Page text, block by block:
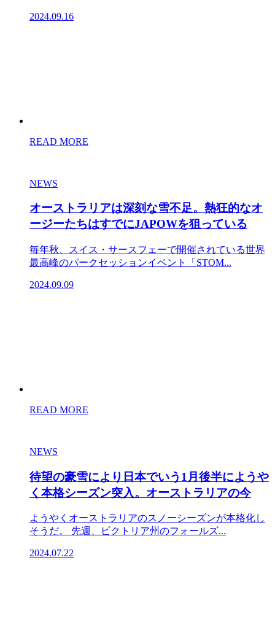
2024.09.16
READ MORE
NEWS
オーストラリアは深刻な雪不足。熱狂的なオ
ージーたちはすでにJAPOWを狙っている
毎年秋、スイス・サースフェーで開催されている世界
最高峰のパークセッションイベント「STOM...
2024.09.09
READ MORE
NEWS
待望の豪雪により日本でいう1月後半にようや
く本格シーズン突入。オーストラリアの今
ようやくオーストラリアのスノーシーズンが本格化し
そうだ。 先週、ビクトリア州のフォールズ...
2024.07.22